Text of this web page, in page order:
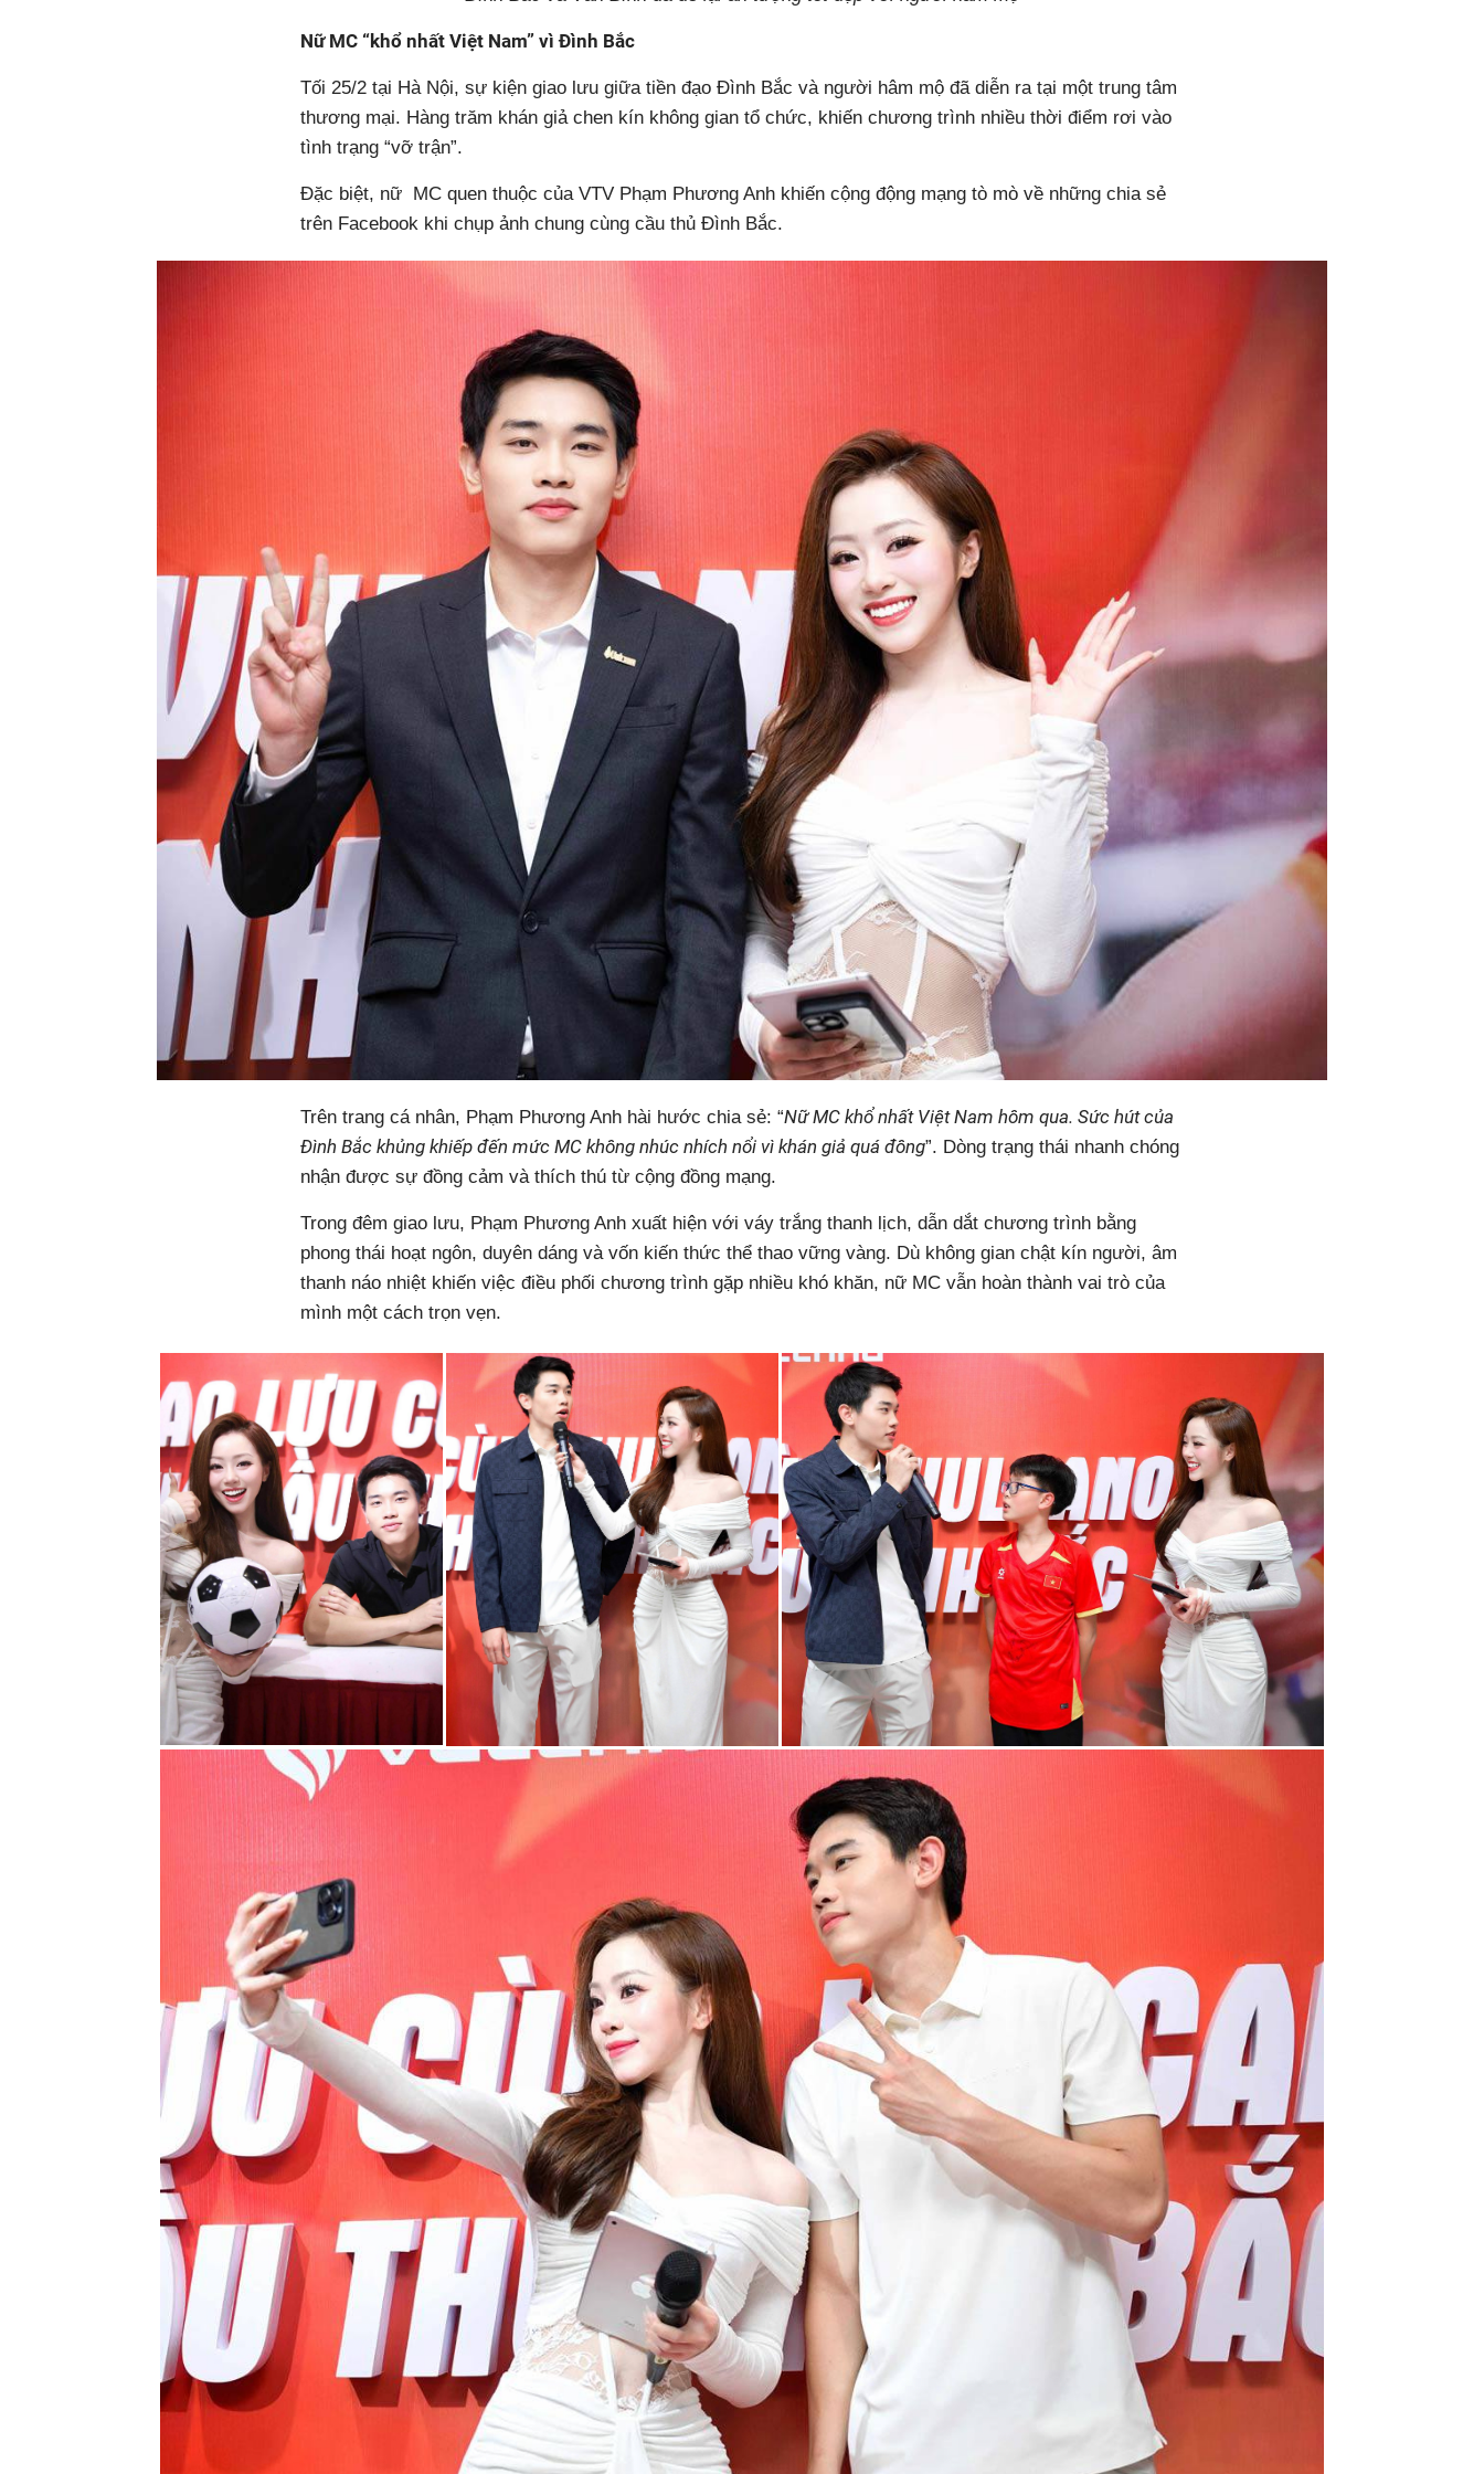
Nữ MC “khổ nhất Việt Nam” vì Đình Bắc
Tối 25/2 tại Hà Nội, sự kiện giao lưu giữa tiền đạo Đình Bắc và người hâm mộ đã diễn ra tại một trung tâm
thương mại. Hàng trăm khán giả chen kín không gian tổ chức, khiến chương trình nhiều thời điểm rơi vào
tình trạng “vỡ trận”.
Đặc biệt, nữ MC quen thuộc của VTV Phạm Phương Anh khiến cộng động mạng tò mò về những chia sẻ
trên Facebook khi chụp ảnh chung cùng cầu thủ Đình Bắc.
Trên trang cá nhân, Phạm Phương Anh hài hước chia sẻ: “Nữ MC khổ nhất Việt Nam hôm qua. Sức hút của
Đình Bắc khủng khiếp đến mức MC không nhúc nhích nổi vì khán giả quá đông”. Dòng trạng thái nhanh chóng
nhận được sự đồng cảm và thích thú từ cộng đồng mạng.
Trong đêm giao lưu, Phạm Phương Anh xuất hiện với váy trắng thanh lịch, dẫn dắt chương trình bằng
phong thái hoạt ngôn, duyên dáng và vốn kiến thức thể thao vững vàng. Dù không gian chật kín người, âm
thanh náo nhiệt khiến việc điều phối chương trình gặp nhiều khó khăn, nữ MC vẫn hoàn thành vai trò của
mình một cách trọn vẹn.